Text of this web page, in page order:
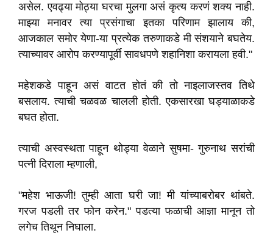
असेल. एवढ्या मोठ्या घरचा मुलगा असं कृत्य करणं शक्य नाही.
माझ्या मनावर त्या प्रसंगाचा इतका परिणाम झालाय की,
आजकाल समोर येणा-या प्रत्येक तरुणाकडे मी संशयाने बघतेय.
त्याच्यावर आरोप करण्यापूर्वी सावधपणे शहानिशा करायला हवी."
महेशकडे पाहून असं वाटत होतं की तो नाइलाजस्तव तिथे
बसलाय. त्याची चळवळ चालली होती. एकसारखा घड्याळाकडे
बघत होता.
त्याची अस्वस्थता पाहून थोड्या वेळाने सुषमा- गुरुनाथ सरांची
पत्नी दिराला म्हणाली,
"महेश भाऊजी! तुम्ही आता घरी जा! मी यांच्याबरोबर थांबते.
गरज पडली तर फोन करेन." पडत्या फळाची आज्ञा मानून तो
लगेच तिथून निघाला.